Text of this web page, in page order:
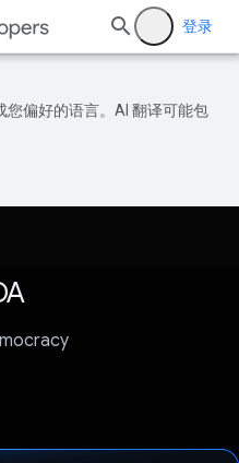
登录
您偏好的语言。AI 翻译可能包